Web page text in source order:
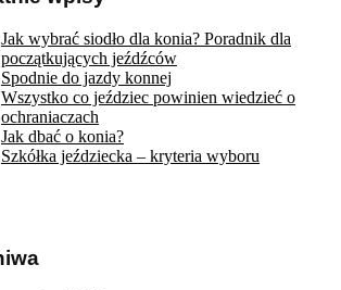
Jak wybrać siodło dla konia? Poradnik dla
początkujących jeźdźców
Spodnie do jazdy konnej
Wszystko co jeździec powinien wiedzieć o
ochraniaczach
Jak dbać o konia?
Szkółka jeździecka – kryteria wyboru